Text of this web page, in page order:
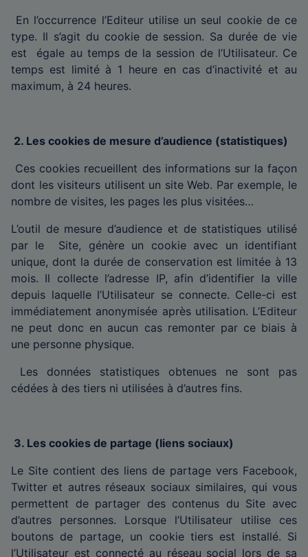
En l’occurrence l’Editeur utilise un seul cookie de ce
type. Il s’agit du cookie de session. Sa durée de vie
est égale au temps de la session de l’Utilisateur. Ce
temps est limité à 1 heure en cas d’inactivité et au
maximum, à 24 heures.
2. Les cookies de mesure d’audience (statistiques)
Ces cookies recueillent des informations sur la façon
dont les visiteurs utilisent un site Web. Par exemple, le
nombre de visites, les pages les plus visitées…
L’outil de mesure d’audience et de statistiques utilisé
par le Site, génère un cookie avec un identifiant
unique, dont la durée de conservation est limitée à 13
mois. Il collecte l’adresse IP, afin d’identifier la ville
depuis laquelle l’Utilisateur se connecte. Celle-ci est
immédiatement anonymisée après utilisation. L’Editeur
ne peut donc en aucun cas remonter par ce biais à
une personne physique.
Les données statistiques obtenues ne sont pas
cédées à des tiers ni utilisées à d’autres fins.
3. Les cookies de partage (liens sociaux)
Le Site contient des liens de partage vers Facebook,
Twitter et autres réseaux sociaux similaires, qui vous
permettent de partager des contenus du Site avec
d’autres personnes. Lorsque l’Utilisateur utilise ces
boutons de partage, un cookie tiers est installé. Si
l’Utilisateur est connecté au réseau social lors de sa